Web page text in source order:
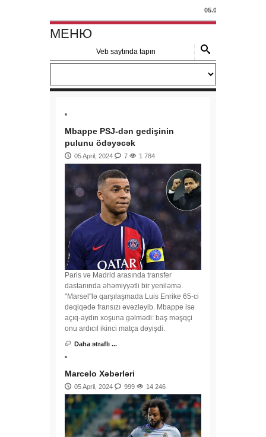
05.04.2024 -
МЕНЮ
Mbappe PSJ-dən gedişinin
pulunu ödəyəcək
05 April, 2024 7 1 784
Paris və Madrid arasında transfer
dastanında əhəmiyyətli bir yeniləmə.
"Marsel"lə qarşılaşmada Luis Enrike 65-ci
dəqiqədə fransızı əvəzləyib. Mbappe isə
açıq-aydın xoşuna gəlmədi: baş məşqçi
onu ardıcıl ikinci matça dəyişdi.
Daha ətraflı ...
Marcelo Xəbərləri
05 April, 2024 999 14 246